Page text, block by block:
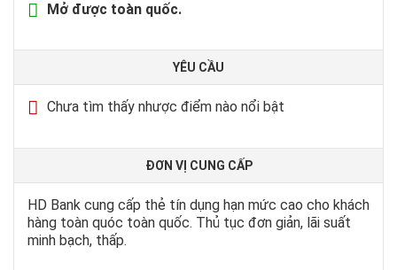
Mở được toàn quốc.
YÊU CẦU
Chưa tìm thấy nhược điểm nào nổi bật
ĐƠN VỊ CUNG CẤP
HD Bank cung cấp thẻ tín dụng hạn mức cao cho khách
hàng toàn quóc toàn quốc. Thủ tục đơn giản, lãi suất
minh bạch, thấp.